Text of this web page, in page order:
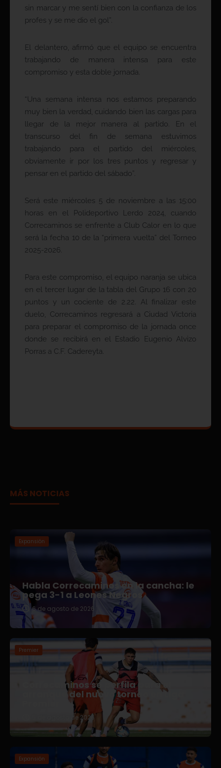
sin marcar y me sentí bien con la confianza de los
profes y se me dio el gol”.
El delantero, afirmó que el equipo se encuentra
trabajando de manera intensa para este
compromiso y esta doble jornada.
“Una semana intensa nos estamos preparando
muy bien la verdad, cuidando bien las cargas para
llegar de la mejor manera al partido. En el
transcurso del fin de semana estuvimos
trabajando para el partido del miércoles,
obviamente ir por los tres puntos y regresar y
pensar en el partido del sábado”.
Será este miércoles 5 de noviembre a las 15:00
horas en el Polideportivo Lerdo 2024, cuando
Correcaminos se enfrente a Club Calor en lo que
será la fecha 10 de la “primera vuelta” del Torneo
2025-2026.
Para este compromiso, el equipo naranja se ubica
en el tercer lugar de la tabla del Grupo 16 con 20
puntos y un cociente de 2.22. Al finalizar este
duelo, Correcaminos regresará a Ciudad Victoria
para preparar el compromiso de la jornada once
donde se recibirá en el Estadio Eugenio Alvizo
Porras a C.F. Cadereyta.
MÁS NOTICIAS
Expansión
Habla Correcaminos en la cancha: le
pega 3-1 a Leones Negros
6 de agosto de 2026
Premier
Correcaminos se perfila para el
arranque del nuevo torneo en Liga
5 de agosto de 2026
Expansión